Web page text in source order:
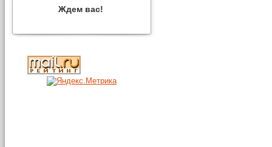
Ждем вас!